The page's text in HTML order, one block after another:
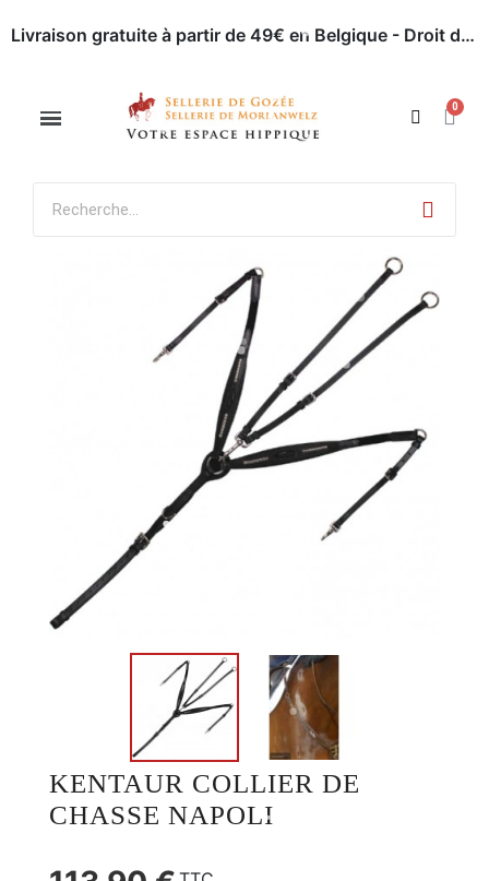
Livraison gratuite à partir de 49€ en Belgique - Droit de retour dans les 30 jours - Paiement en ligne sécurisé
KENTAUR COLLIER DE
CHASSE NAPOLI